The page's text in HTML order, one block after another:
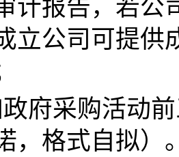
计报告，若公
立公司可提供
府采购活动
，格式自拟）